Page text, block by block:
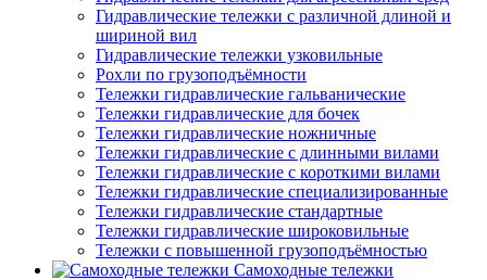
Гидравлические тележки с различной длиной и
шириной вил
Гидравлические тележки узковильные
Рохли по грузоподъёмности
Тележки гидравлические гальванические
Тележки гидравлические для бочек
Тележки гидравлические ножничные
Тележки гидравлические с длинными вилами
Тележки гидравлические с короткими вилами
Тележки гидравлические специализированные
Тележки гидравлические стандартные
Тележки гидравлические широковильные
Тележки с повышенной грузоподъёмностью
Самоходные тележки